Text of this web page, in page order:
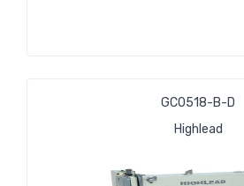
GС0518-В-D
Highlead